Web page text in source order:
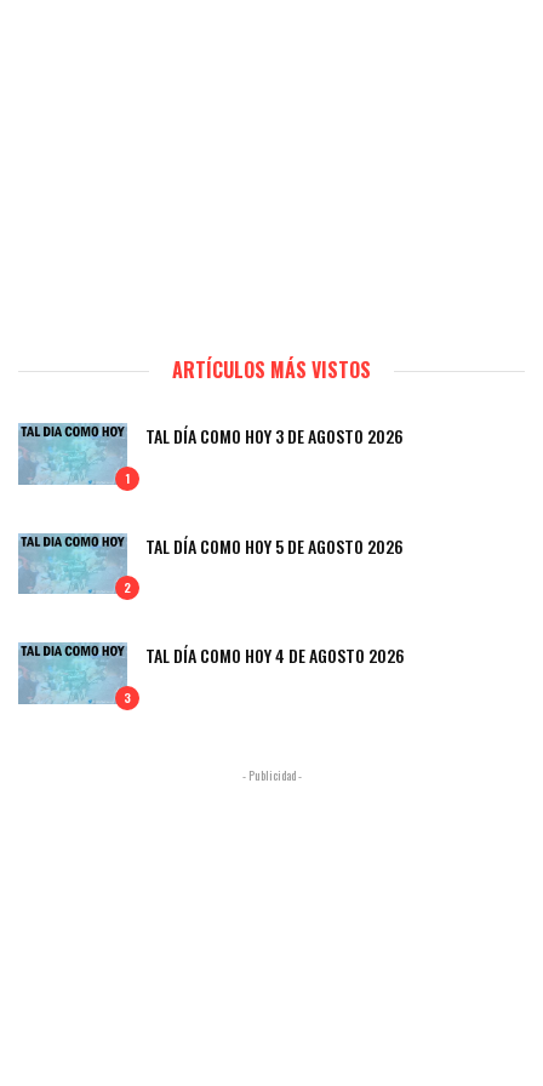
ARTÍCULOS MÁS VISTOS
1
TAL DÍA COMO HOY 3 DE AGOSTO 2026
2
TAL DÍA COMO HOY 5 DE AGOSTO 2026
3
TAL DÍA COMO HOY 4 DE AGOSTO 2026
- Publicidad -